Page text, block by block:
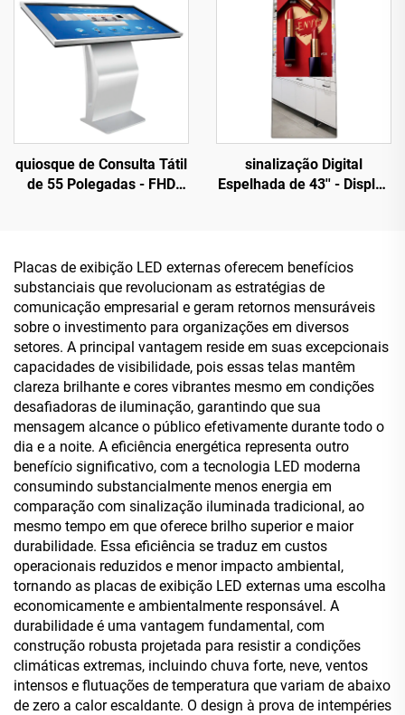
quiosque de Consulta Tátil
de 55 Polegadas - FHD
Informações Públicas e
Autosserviço
sinalização Digital
Espelhada de 43'' - Display
Placas de exibição LED externas oferecem benefícios
substanciais que revolucionam as estratégias de
comunicação empresarial e geram retornos mensuráveis
sobre o investimento para organizações em diversos
setores. A principal vantagem reside em suas excepcionais
capacidades de visibilidade, pois essas telas mantêm
clareza brilhante e cores vibrantes mesmo em condições
desafiadoras de iluminação, garantindo que sua
mensagem alcance o público efetivamente durante todo o
dia e a noite. A eficiência energética representa outro
benefício significativo, com a tecnologia LED moderna
consumindo substancialmente menos energia em
comparação com sinalização iluminada tradicional, ao
mesmo tempo em que oferece brilho superior e maior
durabilidade. Essa eficiência se traduz em custos
operacionais reduzidos e menor impacto ambiental,
tornando as placas de exibição LED externas uma escolha
economicamente e ambientalmente responsável. A
durabilidade é uma vantagem fundamental, com
construção robusta projetada para resistir a condições
climáticas extremas, incluindo chuva forte, neve, ventos
intensos e flutuações de temperatura que variam de abaixo
de zero a calor escaldante. O design à prova de intempéries